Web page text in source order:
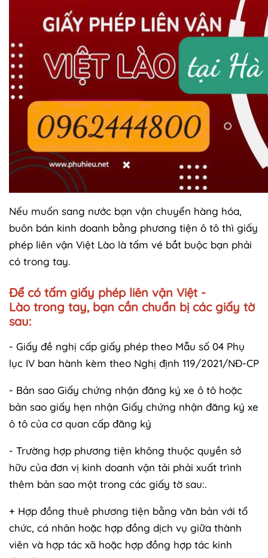
Nếu muốn sang nước bạn vận chuyển hàng hóa,
buôn bán kinh doanh bằng phương tiện ô tô thì giấy
phép liên vận Việt Lào là tấm vé bắt buộc bạn phải
có trong tay.
Để có tấm giấy phép liên vận Việt -
Lào trong tay, bạn cần chuẩn bị các giấy tờ
sau:
- Giấy đề nghị cấp giấy phép theo Mẫu số 04 Phụ
lục IV ban hành kèm theo Nghị định 119/2021/NĐ-CP
- Bản sao Giấy chứng nhận đăng ký xe ô tô hoặc
bản sao giấy hẹn nhận Giấy chứng nhận đăng ký xe
ô tô của cơ quan cấp đăng ký
- Trường hợp phương tiện không thuộc quyền sở
hữu của đơn vị kinh doanh vận tải phải xuất trình
thêm bản sao một trong các giấy tờ sau:.
+ Hợp đồng thuê phương tiện bằng văn bản với tổ
chức, cá nhân hoặc hợp đồng dịch vụ giữa thành
viên và hợp tác xã hoặc hợp đồng hợp tác kinh